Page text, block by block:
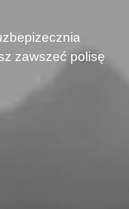
zawszeć polisę